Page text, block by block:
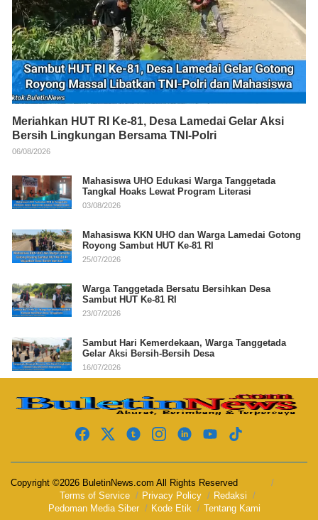
Meriahkan HUT RI Ke-81, Desa Lamedai Gelar Aksi
Bersih Lingkungan Bersama TNI-Polri
06/08/2026
Mahasiswa UHO Edukasi Warga Tanggetada
Tangkal Hoaks Lewat Program Literasi
03/08/2026
Mahasiswa KKN UHO dan Warga Lamedai Gotong
Royong Sambut HUT Ke-81 RI
25/07/2026
Warga Tanggetada Bersatu Bersihkan Desa
Sambut HUT Ke-81 RI
23/07/2026
Sambut Hari Kemerdekaan, Warga Tanggetada
Gelar Aksi Bersih-Bersih Desa
16/07/2026
Copyright ©2026 BuletinNews.com All Rights Reserved
Terms of Service
Privacy Policy
Redaksi
Pedoman Media Siber
Kode Etik Tentang Kami